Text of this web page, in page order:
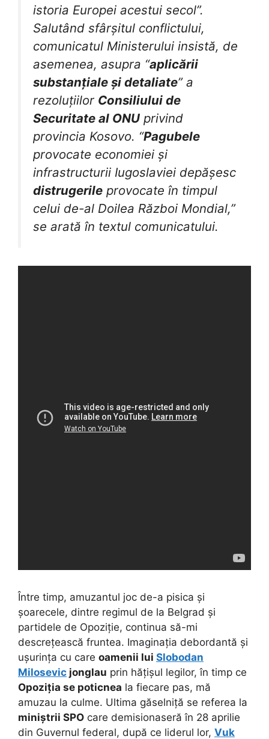
istoria Europei acestui secol”.
Salutând sfârșitul conflictului,
comunicatul Ministerului insistă, de
asemenea, asupra “aplicării
substanțiale și detaliate” a
rezoluțiilor Consiliului de
Securitate al ONU privind
provincia Kosovo. “Pagubele
provocate economiei și
infrastructurii Iugoslaviei depășesc
distrugerile provocate în timpul
celui de-al Doilea Război Mondial,”
se arată în textul comunicatului.
Între timp, amuzantul joc de-a pisica și
șoarecele, dintre regimul de la Belgrad și
partidele de Opoziție, continua să-mi
descrețească fruntea. Imaginația debordantă și
ușurința cu care oamenii lui Slobodan
Milosevic jonglau prin hățișul legilor, în timp ce
Opoziția se poticnea la fiecare pas, mă
amuzau la culme. Ultima găselniță se referea la
miniștrii SPO care demisionaseră în 28 aprilie
din Guvernul federal, după ce liderul lor, Vuk